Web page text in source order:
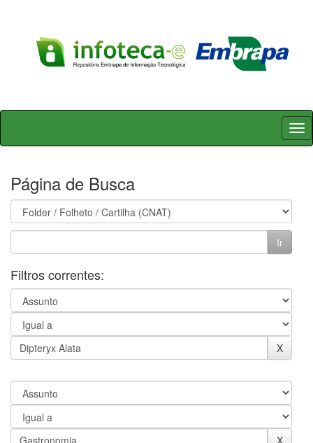
Skip
Página de Busca
Filtros correntes: